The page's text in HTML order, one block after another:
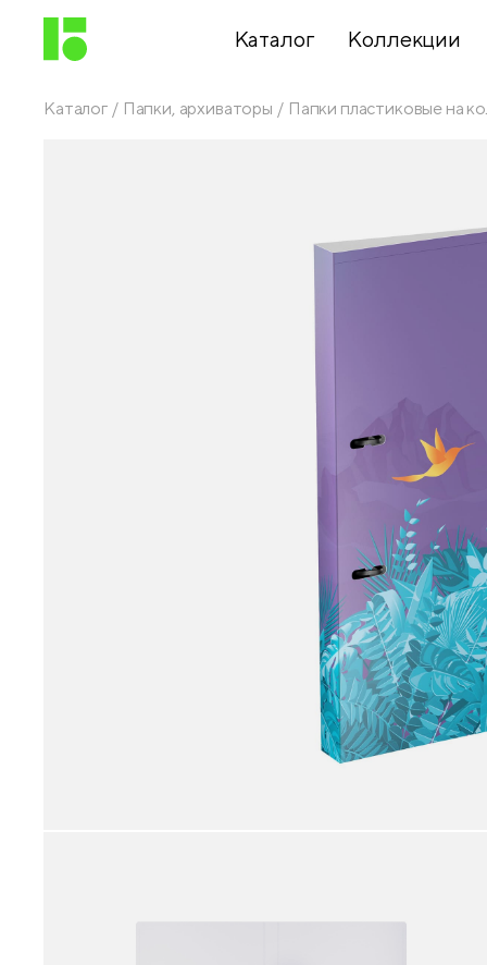
Каталог Коллекции
Каталог Папки, архиваторы Папки пластиковые на